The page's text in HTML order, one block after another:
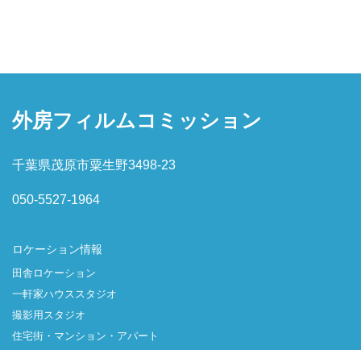
外房フィルムコミッション
千葉県茂原市粟生野3498-23
050-5527-1964
ロケーション情報
田舎ロケーション
一軒家ハウススタジオ
撮影用スタジオ
住宅街・マンション・アパート